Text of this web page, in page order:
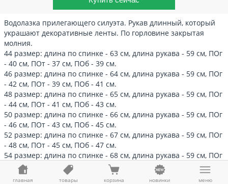
Водолазка прилегающего силуэта. Рукав длинный, который
украшают декоративные ленты. По горловине закрытая
молния.
44 размер: длина по спинке - 63 см, длина рукава - 59 см, ПОг
- 40 см, ПОт - 37 см, ПОб - 39 см.
46 размер: длина по спинке - 64 см, длина рукава - 59 см, ПОг
- 42 см, ПОт - 39 см, ПОб - 41 см.
48 размер: длина по спинке - 65 см, длина рукава - 59 см, ПОг
- 44 см, ПОт - 41 см, ПОб - 43 см.
50 размер: длина по спинке - 66 см, длина рукава - 59 см, ПОг
- 46 см, ПОт - 43 см, ПОб - 45 см.
52 размер: длина по спинке - 67 см, длина рукава - 59 см, ПОг
- 48 см, ПОт - 45 см, ПОб - 47 см.
54 размер: длина по спинке - 68 см, длина рукава - 59 см, ПОг
- 50 см, ПОт - 47 см, ПОб - 49 см.